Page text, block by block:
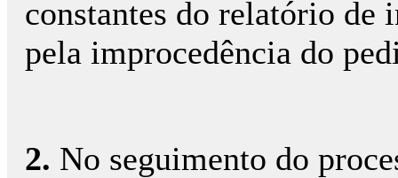
constantes do relatório de
pela improcedência do
2. No seguimento do